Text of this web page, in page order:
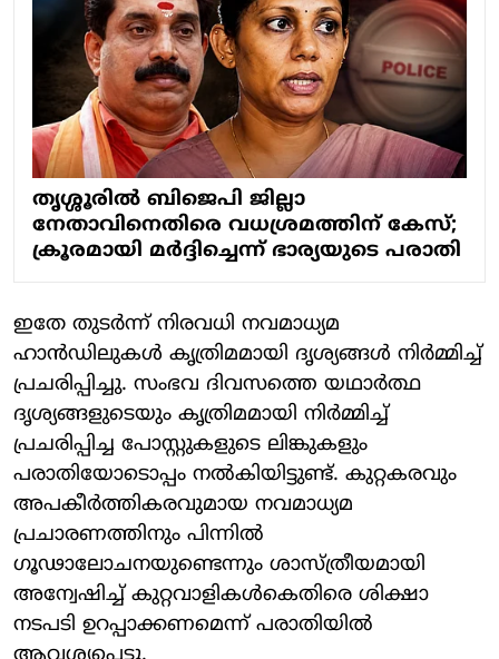
തൃശ്ശൂരിൽ ബിജെപി ജില്ലാ
നേതാവിനെതിരെ വധശ്രമത്തിന് കേസ്;
ക്രൂരമായി മർദ്ദിച്ചെന്ന് ഭാര്യയുടെ പരാതി
ഇതേ തുടര്‍ന്ന് നിരവധി നവമാധ്യമ
ഹാന്‍ഡിലുകള്‍ കൃത്രിമമായി ദൃശ്യങ്ങള്‍ നിര്‍മ്മിച്ച്
പ്രചരിപ്പിച്ചു. സംഭവ ദിവസത്തെ യഥാര്‍ത്ഥ
ദൃശ്യങ്ങളുടെയും കൃത്രിമമായി നിര്‍മ്മിച്ച്
പ്രചരിപ്പിച്ച പോസ്റ്റുകളുടെ ലിങ്കുകളും
പരാതിയോടൊപ്പം നല്‍കിയിട്ടുണ്ട്. കുറ്റകരവും
അപകീര്‍ത്തികരവുമായ നവമാധ്യമ
പ്രചാരണത്തിനും പിന്നില്‍
ഗൂഢാലോചനയുണ്ടെന്നും ശാസ്ത്രീയമായി
അന്വേഷിച്ച് കുറ്റവാളികള്‍കെതിരെ ശിക്ഷാ
നടപടി ഉറപ്പാക്കണമെന്ന് പരാതിയില്‍